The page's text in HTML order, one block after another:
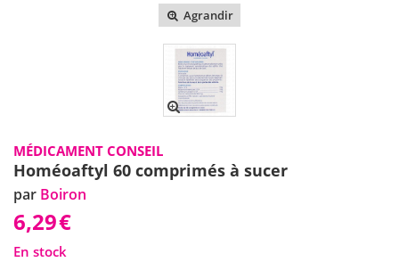
Agrandir
MÉDICAMENT CONSEIL
Homéoaftyl 60 comprimés à sucer
par Boiron
6,29€
En stock